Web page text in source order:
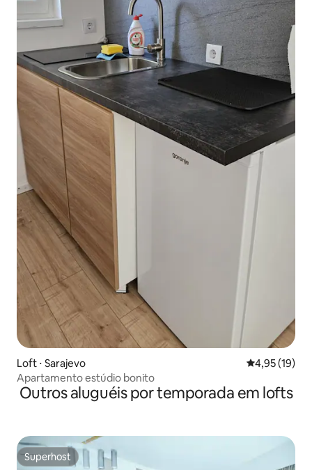
Loft ⋅ Sarajevo 4,95 de uma
4,95 (19)
Apartamento estúdio bonito
Outros aluguéis por temporada em lofts
Superhost
Superhost